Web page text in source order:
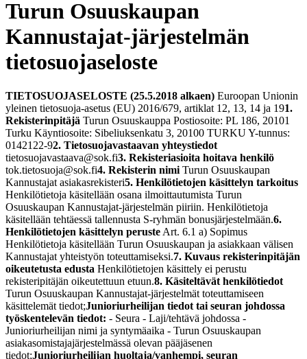
Turun Osuuskaupan
Kannustajat-järjestelmän
tietosuojaseloste
TIETOSUOJASELOSTE (25.5.2018 alkaen) Euroopan Unionin
yleinen tietosuoja-asetus (EU) 2016/679, artiklat 12, 13, 14 ja 191.
Rekisterinpitäjä Turun Osuuskauppa Postiosoite: PL 186, 20101
Turku Käyntiosoite: Sibeliuksenkatu 3, 20100 TURKU Y-tunnus:
0142122-92. Tietosuojavastaavan yhteystiedot
tietosuojavastaava@sok.fi3. Rekisteriasioita hoitava henkilö
tok.tietosuoja@sok.fi4. Rekisterin nimi Turun Osuuskaupan
Kannustajat asiakasrekisteri5. Henkilötietojen käsittelyn tarkoitus
Henkilötietoja käsitellään osana ilmoittautumista Turun
Osuuskaupan Kannustajat-järjestelmän piiriin. Henkilötietoja
käsitellään tehtäessä tallennusta S-ryhmän bonusjärjestelmään.6.
Henkilötietojen käsittelyn peruste Art. 6.1 a) Sopimus
Henkilötietoja käsitellään Turun Osuuskaupan ja asiakkaan välisen
Kannustajat yhteistyön toteuttamiseksi.7. Kuvaus rekisterinpitäjän
oikeutetusta edusta Henkilötietojen käsittely ei perustu
rekisteripitäjän oikeutettuun etuun.8. Käsiteltävät henkilötiedot
Turun Osuuskaupan Kannustajat-järjestelmät toteuttamiseen
käsittelemät tiedot;Junioriurheilijan tiedot tai seuran johdossa
työskentelevän tiedot: - Seura - Laji/tehtävä johdossa -
Junioriurheilijan nimi ja syntymäaika - Turun Osuuskaupan
asiakasomistajajärjestelmässä olevan pääjäsenen
tiedot;Junioriurheilijan huoltaja/vanhempi, seuran